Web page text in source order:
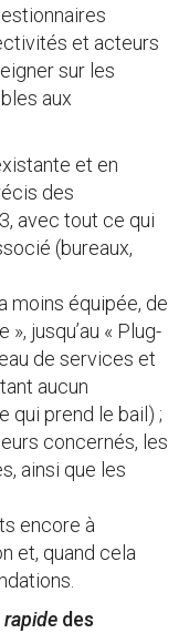
et acteurs
sur les
aux
et en
des
avec tout ce qui
(bureaux,
moins équipée, de
jusqu’au « Plug-
de services et
aucun
qui prend le bail) ;
concernés, les
ainsi que les
encore à
et, quand cela
des